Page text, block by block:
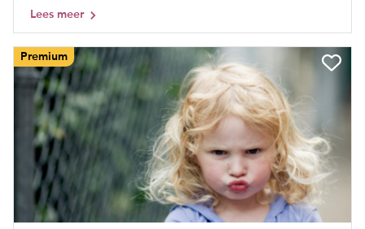
Lees meer
Premium